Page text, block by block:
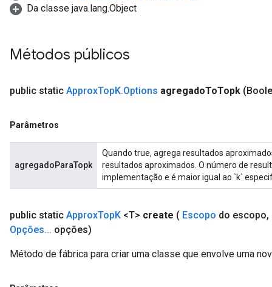
Da classe java.lang.Object
Métodos públicos
public static ApproxTopK.Options agregadoToTopk
Parâmetros
agregadoParaTopk
Quando true, agrega resultados
resultados aproximados. O número de
implementação e é maior igual ao `k`
public static ApproxTopK <T> create ( Escopo do escopo,
Opções... opções)
Método de fábrica para criar uma classe que envolve uma